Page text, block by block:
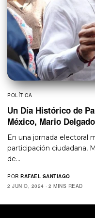
POLÍTICA
Un Día Histórico de
México, Mario Delgado
En una jornada electoral
participación ciudadana,
de…
POR RAFAEL SANTIAGO
2 JUNIO, 2024
2 MINS READ